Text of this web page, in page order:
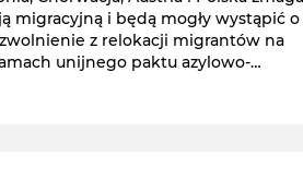
migracyjną i będą mogły wystąpić o
z relokacji migrantów na
unijnego paktu azylowo-